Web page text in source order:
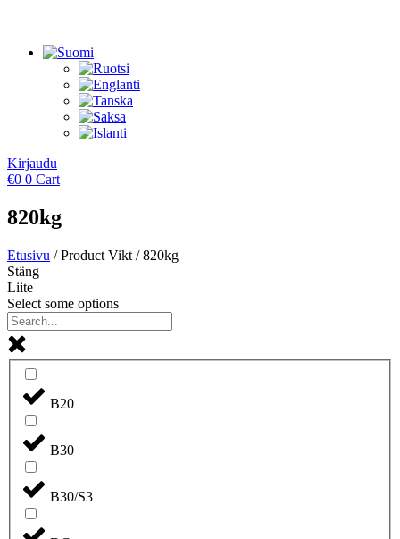
Kirjaudu
€0 0 Cart
820kg
Etusivu / Product Vikt / 820kg
Stäng
Liite
Select some options
B20
B30
B30/S3